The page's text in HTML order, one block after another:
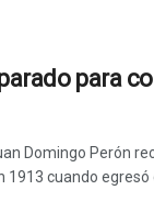
para
Domingo Perón
1913 cuando egresó